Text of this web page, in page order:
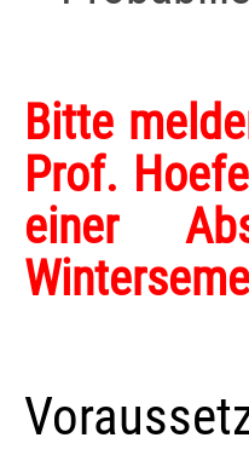
Bitte
Prof.
einer